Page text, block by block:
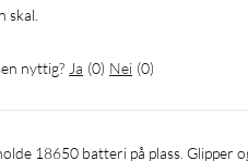
skal.
nyttig? Ja (0) Nei (0)
holde 18650 batteri på plass.